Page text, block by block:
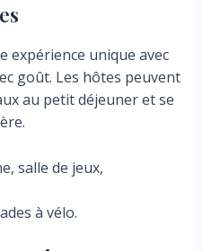
expérience unique avec
goût. Les hôtes peuvent
au petit déjeuner et se
salle de jeux,
à vélo.